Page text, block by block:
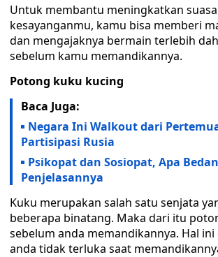
Untuk membantu meningkatkan
kesayanganmu, kamu bisa memberi
dan mengajaknya bermain terlebih
sebelum kamu memandikannya.
Potong kuku kucing
Baca Juga:
Negara Ini Walkout dari
Partisipasi Rusia
Psikopat dan Sosiopat, Apa
Penjelasannya
Kuku merupakan salah satu senjata
beberapa binatang. Maka dari itu
sebelum anda memandikannya. Hal
anda tidak terluka saat